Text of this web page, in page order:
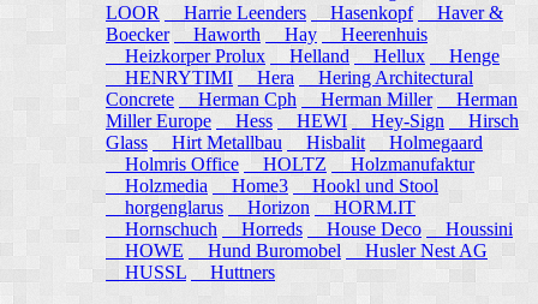
LOOR
Harrie Leenders Hasenkopf
Haver &
Boecker
Haworth Hay
Heerenhuis
Heizkorper Prolux
Helland Hellux
Henge
HENRYTIMI
Hera
Hering Architectural
Concrete
Herman Cph Herman Miller
Herman
Miller Europe
Hess HEWI Hey-Sign
Hirsch
Glass
Hirt Metallbau Hisbalit
Holmegaard
Holmris Office
HOLTZ
Holzmanufaktur
Holzmedia
Home3
Hookl und Stool
horgenglarus
Horizon
HORM.IT
Hornschuch
Horreds House Deco
Houssini
HOWE
Hund Buromobel
Husler Nest AG
HUSSL
Huttners